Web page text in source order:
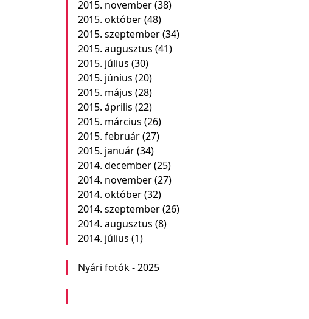
2015. november(38)
2015. október(48)
2015. szeptember(34)
2015. augusztus (41)
2015. július (30)
2015. június (20)
2015. május (28)
2015. április (22)
2015. március (26)
2015. február(27)
2015. január(34)
2014. december(25)
2014. november(27)
2014. október(32)
2014. szeptember(26)
2014. augusztus (8)
2014. július (1)
Nyári fotók - 2025